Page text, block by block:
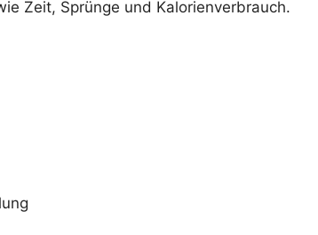
Zeit, Sprünge und Kalorienverbrauch.